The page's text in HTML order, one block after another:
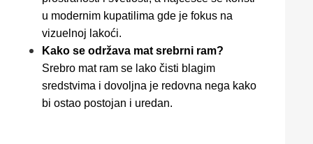
u modernim kupatilima gde je fokus na
vizuelnoj lakoći.
Kako se održava mat srebrni ram?
Srebro mat ram se lako čisti blagim
sredstvima i dovoljna je redovna nega kako
bi ostao postojan i uredan.